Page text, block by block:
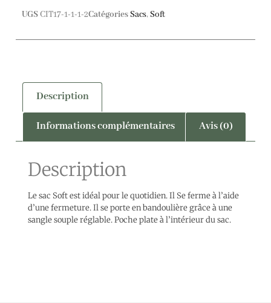
UGSCIT17-1-1-1-2CatégoriesSacs, Soft
Description
Informations complémentaires Avis (0)
Description
Le sac Soft est idéal pour le quotidien. Il Se ferme à l’aide
d’une fermeture. Il se porte en bandoulière grâce à une
sangle souple réglable. Poche plate à l’intérieur du sac.